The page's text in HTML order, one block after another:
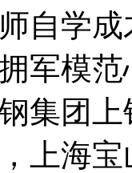
自学
军模
集团
上海